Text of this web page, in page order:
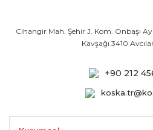
Cihangir Mah. Şehir J. Kom. Onbaşı
Kavşağı 3410
+90 212